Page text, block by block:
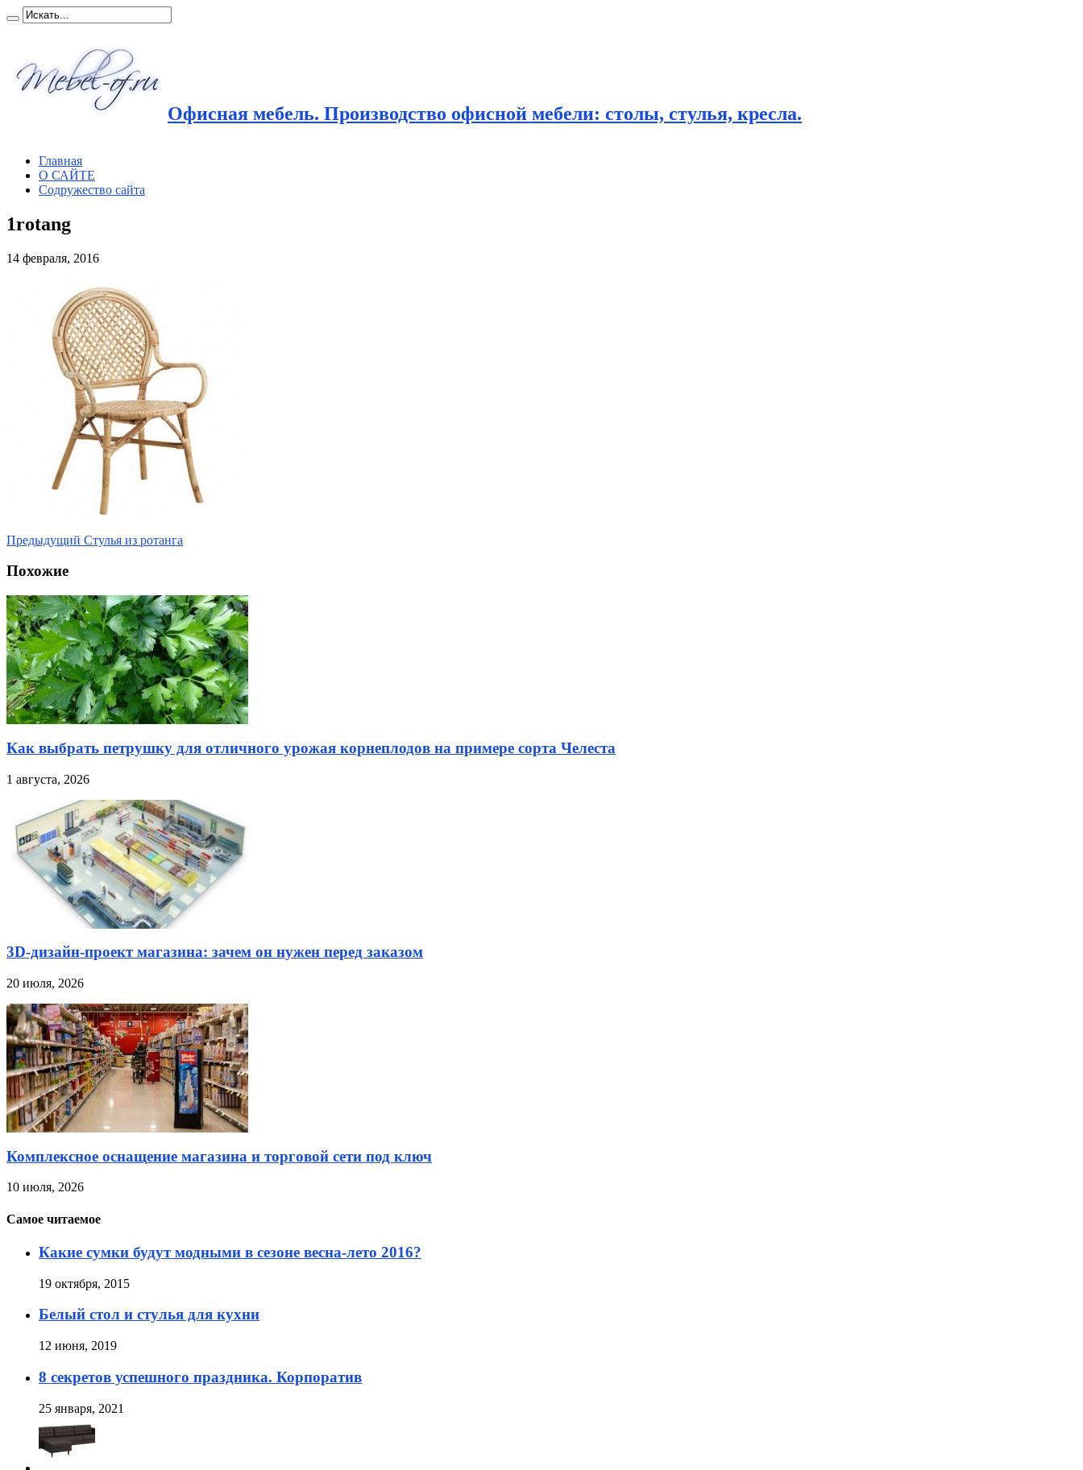
Офисная мебель. Производство офисной мебели: столы, стулья, кресла.
Главная
О САЙТЕ
Содружество сайта
1rotang
14 февраля, 2016
Предыдущий Стулья из ротанга
Похожие
Как выбрать петрушку для отличного урожая корнеплодов на примере сорта Челеста
1 августа, 2026
3D-дизайн-проект магазина: зачем он нужен перед заказом
20 июля, 2026
Комплексное оснащение магазина и торговой сети под ключ
10 июля, 2026
Самое читаемое
Какие сумки будут модными в сезоне весна-лето 2016?
19 октября, 2015
Белый стол и стулья для кухни
12 июня, 2019
8 секретов успешного праздника. Корпоратив
25 января, 2021